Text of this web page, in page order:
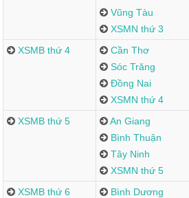
Vũng Tàu
XSMN thứ 3
XSMB thứ 4
Cần Thơ
Sóc Trăng
Đồng Nai
XSMN thứ 4
XSMB thứ 5
An Giang
Bình Thuận
Tây Ninh
XSMN thứ 5
XSMB thứ 6
Bình Dương